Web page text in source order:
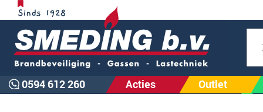
0594 612 260 Acties Outlet